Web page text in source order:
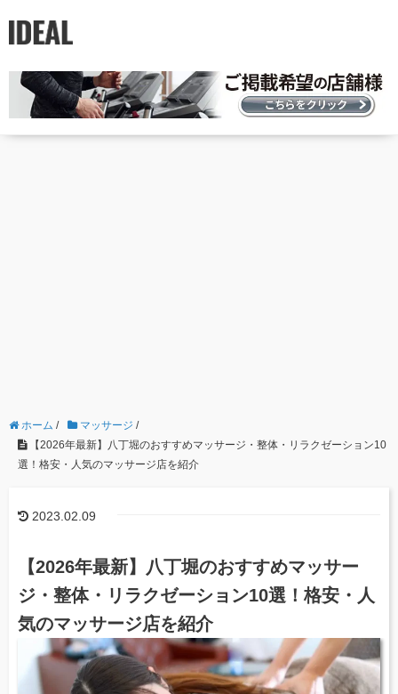
ホーム / マッサージ /
【2026年最新】八丁堀のおすすめマッサージ・整体・リラクゼーション10
選！格安・人気のマッサージ店を紹介
2023.02.09
【2026年最新】八丁堀のおすすめマッサー
ジ・整体・リラクゼーション10選！格安・人
気のマッサージ店を紹介